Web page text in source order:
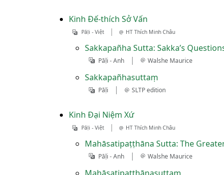
Kinh Ðế-thích Sở Vấn
Pāḷi - Việt | HT Thích Minh Châu
Sakkapañha Sutta: Sakka’s
Pāḷi - Anh | Walshe Maurice
Sakkapañhasuttaṃ
Pāḷi | SLTP edition
Kinh Ðại Niệm Xứ
Pāḷi - Việt | HT Thích Minh Châu
Mahāsatipaṭṭhāna Sutta: The
Pāḷi - Anh | Walshe Maurice